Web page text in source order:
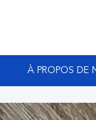
À PROPOS DE